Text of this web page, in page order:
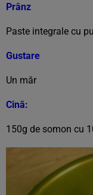
Prânz
Paste integrale cu
Gustare
Un măr
Cină:
150g de somon cu